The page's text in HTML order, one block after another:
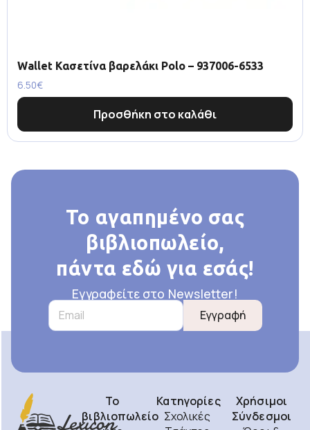
Wallet Κασετίνα βαρελάκι Polo – 937006-6533
6.50€
Προσθήκη στο καλάθι
Το αγαπημένο σας
βιβλιοπωλείο,
πάντα εδώ για εσάς!
Εγγραφείτε στο Newsletter!
Εγγραφή
Το
βιβλιοπωλείο
Κατηγορίες
Σχολικές
Χρήσιμοι
Σύνδεσμοι